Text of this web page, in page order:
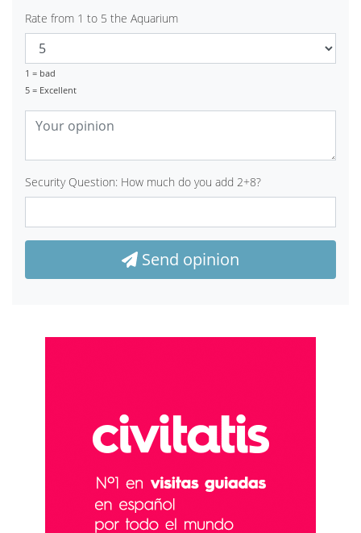
Rate from 1 to 5 the Aquarium
1 = bad
5 = Excellent
Security Question: How much do you add 2+8?
Send opinion